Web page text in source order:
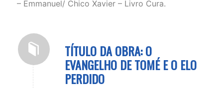
– Emmanuel/ Chico Xavier – Livro Cura.
TÍTULO DA OBRA: O
EVANGELHO DE TOMÉ E O ELO
PERDIDO